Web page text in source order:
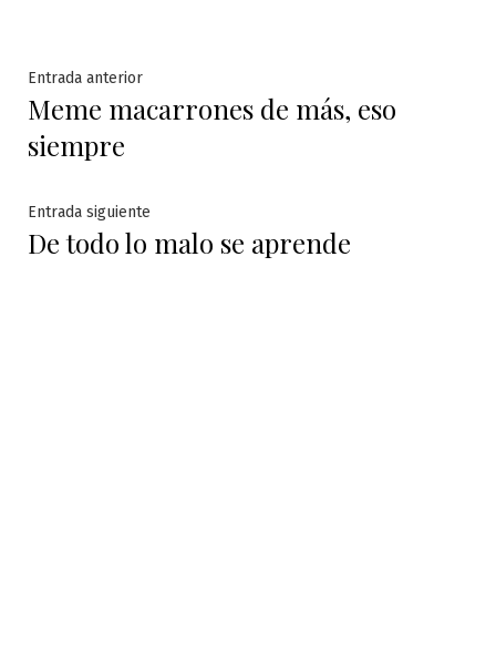
Navegación
de
entradas
Entrada anteriorEntrada
anterior:
Meme macarrones de más, eso
siempre
Entrada siguiente
siguiente:
De todo lo malo se aprende